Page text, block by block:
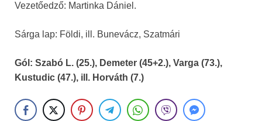
Vezetőedző: Martinka Dániel.
Sárga lap: Földi, ill. Bunevácz, Szatmári
Gól: Szabó L. (25.), Demeter (45+2.), Varga (73.),
Kustudic (47.), ill. Horváth (7.)